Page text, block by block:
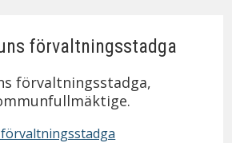
förvaltningsstadga
förvaltningsstadga,